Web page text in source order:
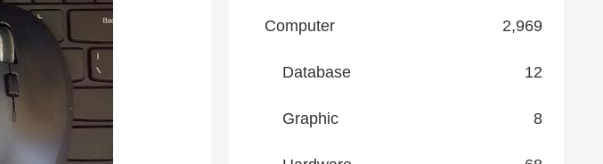
Computer 2,969
Database 12
Graphic 8